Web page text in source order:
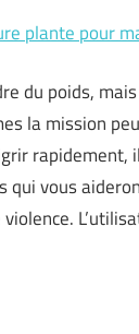
plante pour
du poids,
la mission
rapidement,
qui vous